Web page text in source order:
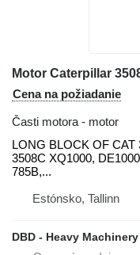
Cena na požiadanie
Časti motora - motor
LONG BLOCK OF CAT
3508C XQ1000,
785B,...
Estónsko, Tallinn
DBD - Heavy